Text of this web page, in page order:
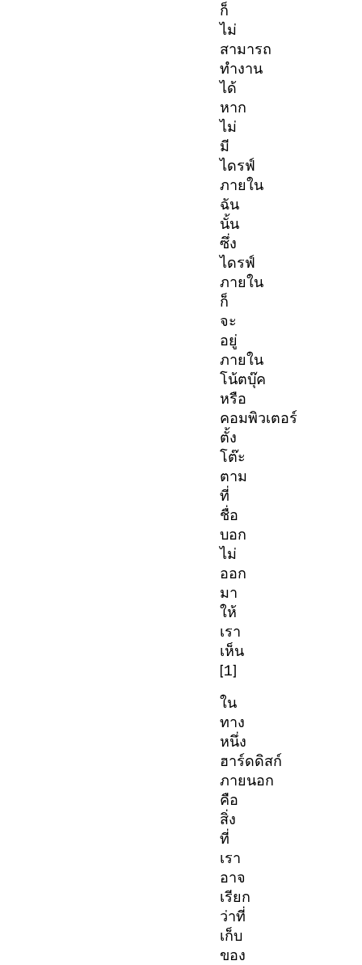
ก็
ไม่
สามารถ
ทำงาน
ได้
หาก
ไม่
มี
ไดรฟ์
ภายใน
ฉัน
นั้น
ซึ่ง
ไดรฟ์
ภายใน
ก็
จะ
อยู่
ภายใน
โน้ตบุ๊ค
หรือ
คอมพิวเตอร์
ตั้ง
โต๊ะ
ตาม
ที่
ชื่อ
บอก
ไม่
ออก
มา
ให้
เรา
เห็น
[1]
ใน
ทาง
หนึ่ง
ฮาร์ดดิสก์
ภายนอก
คือ
สิ่ง
ที่
เรา
อาจ
เรียก
ว่าที่
เก็บ
ของ